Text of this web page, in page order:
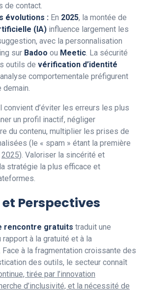
de contact.
évolutions : En 2025, la montée de
(IA) influence largement les
avec la personnalisation
sur Badoo ou Meetic . La sécurité
outils de vérification d’identité
comportementale préfigurent
convient d’éviter les erreurs les plus
un profil inactif, négliger
du contenu, multiplier les prises de
(le « spam » étant la première
2025). Valoriser la sincérité et
stratégie la plus efficace et
Perspectives
rencontre gratuits traduit une
à la gratuité et à la
à la fragmentation croissante des
des outils, le secteur connaît
tirée par l’innovation
d’inclusivité, et la nécessité de